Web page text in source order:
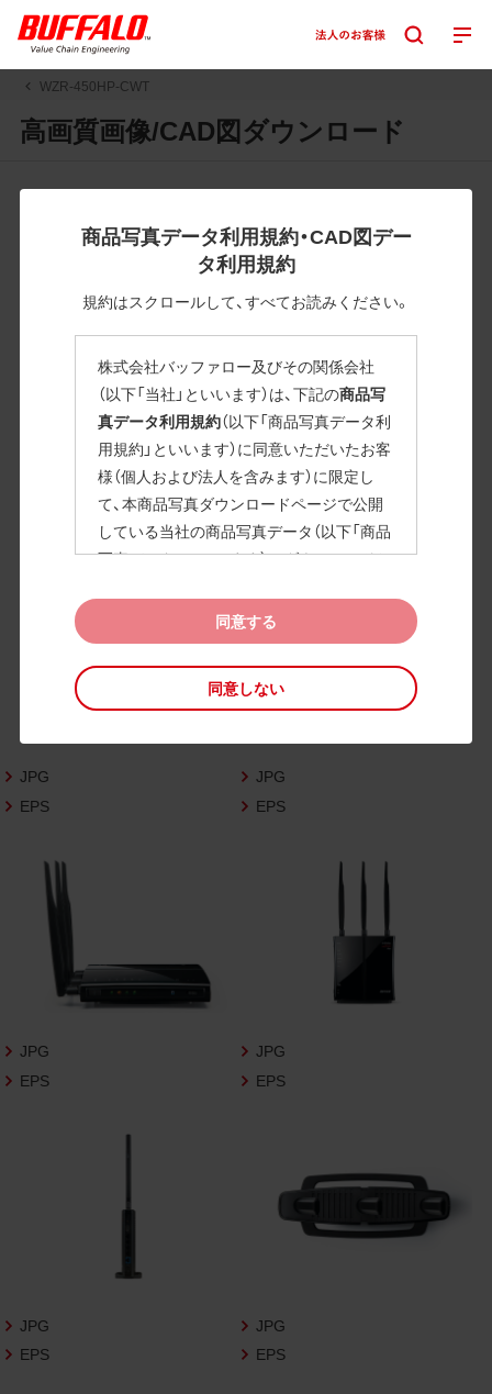
WZR-450HP-CWT
高画質画像/CAD図ダウンロード
商品写真データ利用規約・CAD図デー
タ利用規約
規約はスクロールして、すべてお読みください。
株式会社バッファロー及びその関係会社
（以下「当社」といいます）は、下記の商品写
真データ利用規約（以下「商品写真データ利
用規約」といいます）に同意いただいたお客
様（個人および法人を含みます）に限定し
て、本商品写真ダウンロードページで公開
している当社の商品写真データ（以下「商品
写真データ」といいます）のダウンロードお
また、当社は、下記のCAD図データ利用規約
（以下「CAD図データ利用規約」といいます）
に同意いただいたお客様に限定して、本CA
D図ダウンロードページで公開している当
いいます）の利用を許諾いたします。
お客様が「同意する」ボタンをクリックされ
た場合、商品写真データ利用規約及びCAD
なお、商品写真データ利用規約及びCAD図
されることがあります。各データをダウン
ロードする際には最新の規約をご確認くだ
さいますようお願い申し上げます。
商品写真データ利用規約
等の一切の権利が当社に帰属することに同
2.利用許諾
お客様は、商品写真データ利用規約に従い、
当社商品の販売活動（中古による販売の場
の報道・解説に利用する場合に限り商品写
真データを複製、送信可能化して利用でき
同意する
同意しない
すと圧縮ファイルのダウンロードが始まります。
JPEG・EPSファイルにはパスが設定されています。画像編集
の際に便利です。PNG画像は原則として背景を透過したもの
を提供しています。
掲載データ「JPEG、PNG : 低解像度(RGBカラー)」 「EPS : 高
解像度(CMYKカラー)」
WZR-450HP-CWT
高画質画像
JPG
EPS
JPG
EPS
JPG
EPS
JPG
EPS
JPG
EPS
JPG
EPS